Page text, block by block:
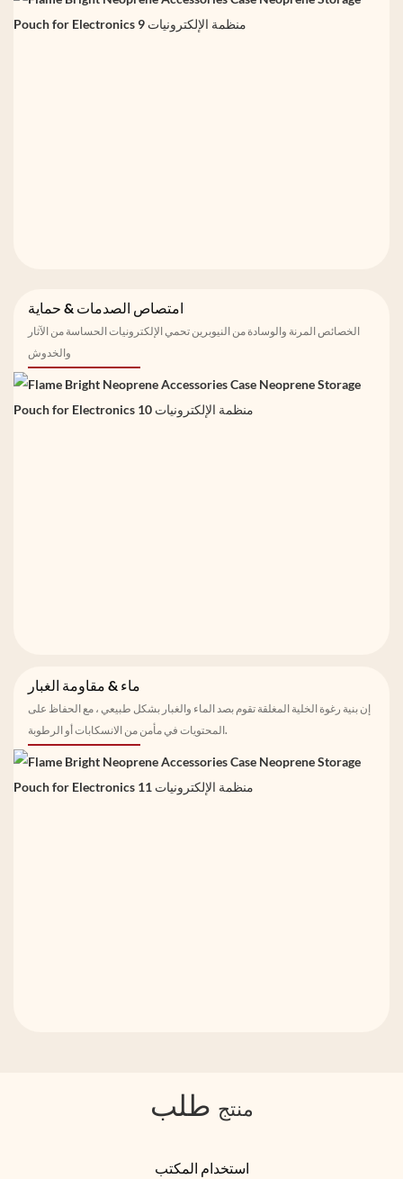
امتصاص الصدمات & حماية
الخصائص المرنة والوسادة من النيوبرين تحمي الإلكترونيات الحساسة من الآثار
والخدوش
ماء & مقاومة الغبار
إن بنية رغوة الخلية المغلقة تقوم بصد الماء والغبار بشكل طبيعي ، مع الحفاظ على
المحتويات في مأمن من الانسكابات أو الرطوبة.
منتج طلب
استخدام المكتب